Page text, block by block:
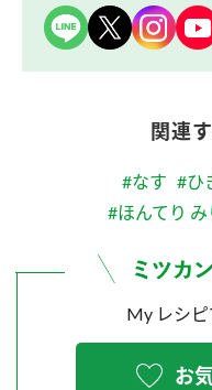
関連
#なす #ひ
#ほんてり
My レシ
お